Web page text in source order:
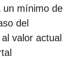
un mínimo de
del
valor actual